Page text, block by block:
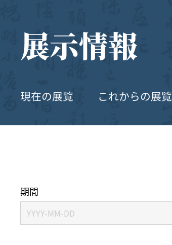
展示情報
現在の展覧 これからの展覧
期間